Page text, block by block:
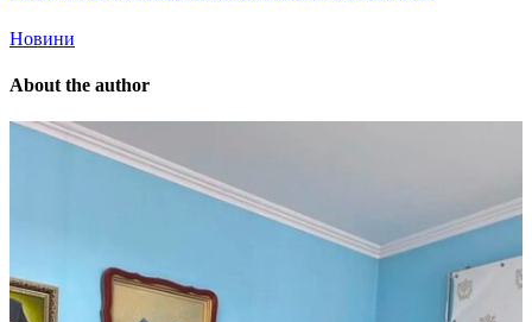
Новини
About the author